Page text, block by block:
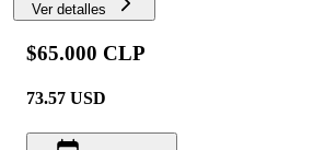
Ver detalles
$65.000 CLP
73.57 USD